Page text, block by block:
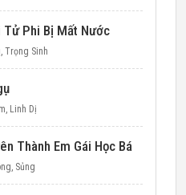
Tử Phi Bị Mất Nước
, Trọng Sinh
, Linh Dị
Thành Em Gái Học Bá
, Sủng